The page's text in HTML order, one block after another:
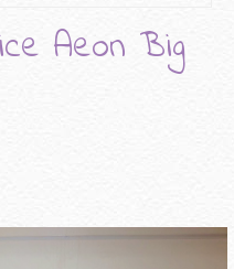
Aeon Big